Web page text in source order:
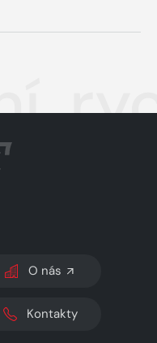
SVĚTLÝ/TMAVÝ REŽIM
O nás
Kontakty